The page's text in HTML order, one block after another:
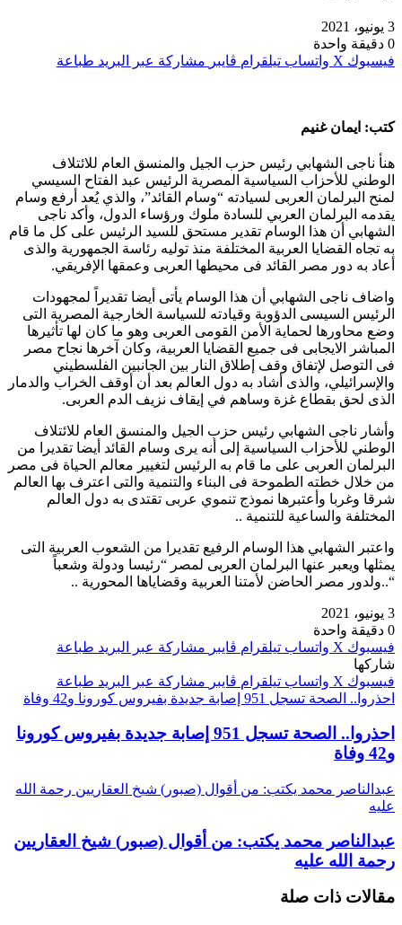
3 يونيو، 2021
0 دقيقة واحدة
فيسبوك ‫X واتساب تيلقرام ڤايبر مشاركة عبر البريد طباعة
كتب: ايمان غنيم
هنأ ناجى الشهابي رئيس حزب الجيل والمنسق العام للائتلاف
الوطني للأحزاب السياسية المصرية الرئيس عبد الفتاح السيسي
لمنح البرلمان العربى لسيادته “وسام القائد”، والذي يُعد أرفع وسام
يقدمه البرلمان العربي للسادة ملوك ورؤساء الدول، وأكد ناجى
الشهابي أن هذا الوسام تقدير مستحق للسيد الرئيس على كل ما قام
به تجاه القضايا العربية المختلفة منذ توليه رئاسة الجمهورية والذى
أعاد به دور مصر القائد فى محيطها العربى وعمقها الإفريقي.
واضاف ناجى الشهابي أن هذا الوسام يأتى أيضا تقديراً لمجهودات
الرئيس السيسى الدؤوبة وقيادته للسياسة الخارجية المصرية التى
وضع محاورها لحماية الأمن القومى العربى وهو ما كان لها تأثيرها
المباشر الايجابى فى جميع القضايا العربية، وكان آخرها نجاح مصر
فى التوصل لإتفاق وقف إطلاق النار بين الجانبين الفلسطيني
والإسرائيلي، والذى أشاد به دول العالم بعد أن أوقف الخراب والدمار
الذى لحق بقطاع غزة وساهم في إيقاف نزيف الدم العربى.
وأشار ناجى الشهابي رئيس حزب الجيل والمنسق العام للائتلاف
الوطني للأحزاب السياسية إلى أنه يرى وسام القائد أيضا تقديرا من
البرلمان العربى على ما قام به الرئيس لتغيير معالم الحياة فى مصر
من خلال خطته الطموحة فى البناء والتنمية والتى اعترف بها العالم
شرقا وغربا وأعتبرها نموذج تنموي عربى تقتدى به دول العالم
المختلفة والساعية للتنمية ..
واعتبر الشهابي هذا الوسام الرفيع تقديرا من الشعوب العربية التى
يمثلها ويعبر عنها البرلمان العربى لمصر “رئيسا ودولة وشعباً
“..ولدور مصر الحاضن لأمتنا العربية وقضاياها المحورية ..
3 يونيو، 2021
0 دقيقة واحدة
فيسبوك ‫X واتساب تيلقرام ڤايبر مشاركة عبر البريد طباعة
شاركها
فيسبوك ‫X واتساب تيلقرام ڤايبر مشاركة عبر البريد طباعة
احذروا.. الصحة تسجل 951 إصابة جديدة بفيروس كورونا و42 وفاة
احذروا.. الصحة تسجل 951 إصابة جديدة بفيروس كورونا
و42 وفاة
عبدالناصر محمد يكتب: من أقوال (صبور) شيخ العقاريين رحمة الله
عليه
عبدالناصر محمد يكتب: من أقوال (صبور) شيخ العقاريين
رحمة الله عليه
مقالات ذات صلة